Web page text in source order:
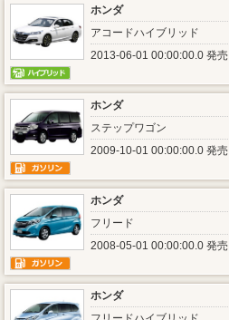
ホンダ
アコードハイブリッド
2013-06-01 00:00:00.0 発売
ホンダ
ステップワゴン
2009-10-01 00:00:00.0 発売
ホンダ
フリード
2008-05-01 00:00:00.0 発売
ホンダ